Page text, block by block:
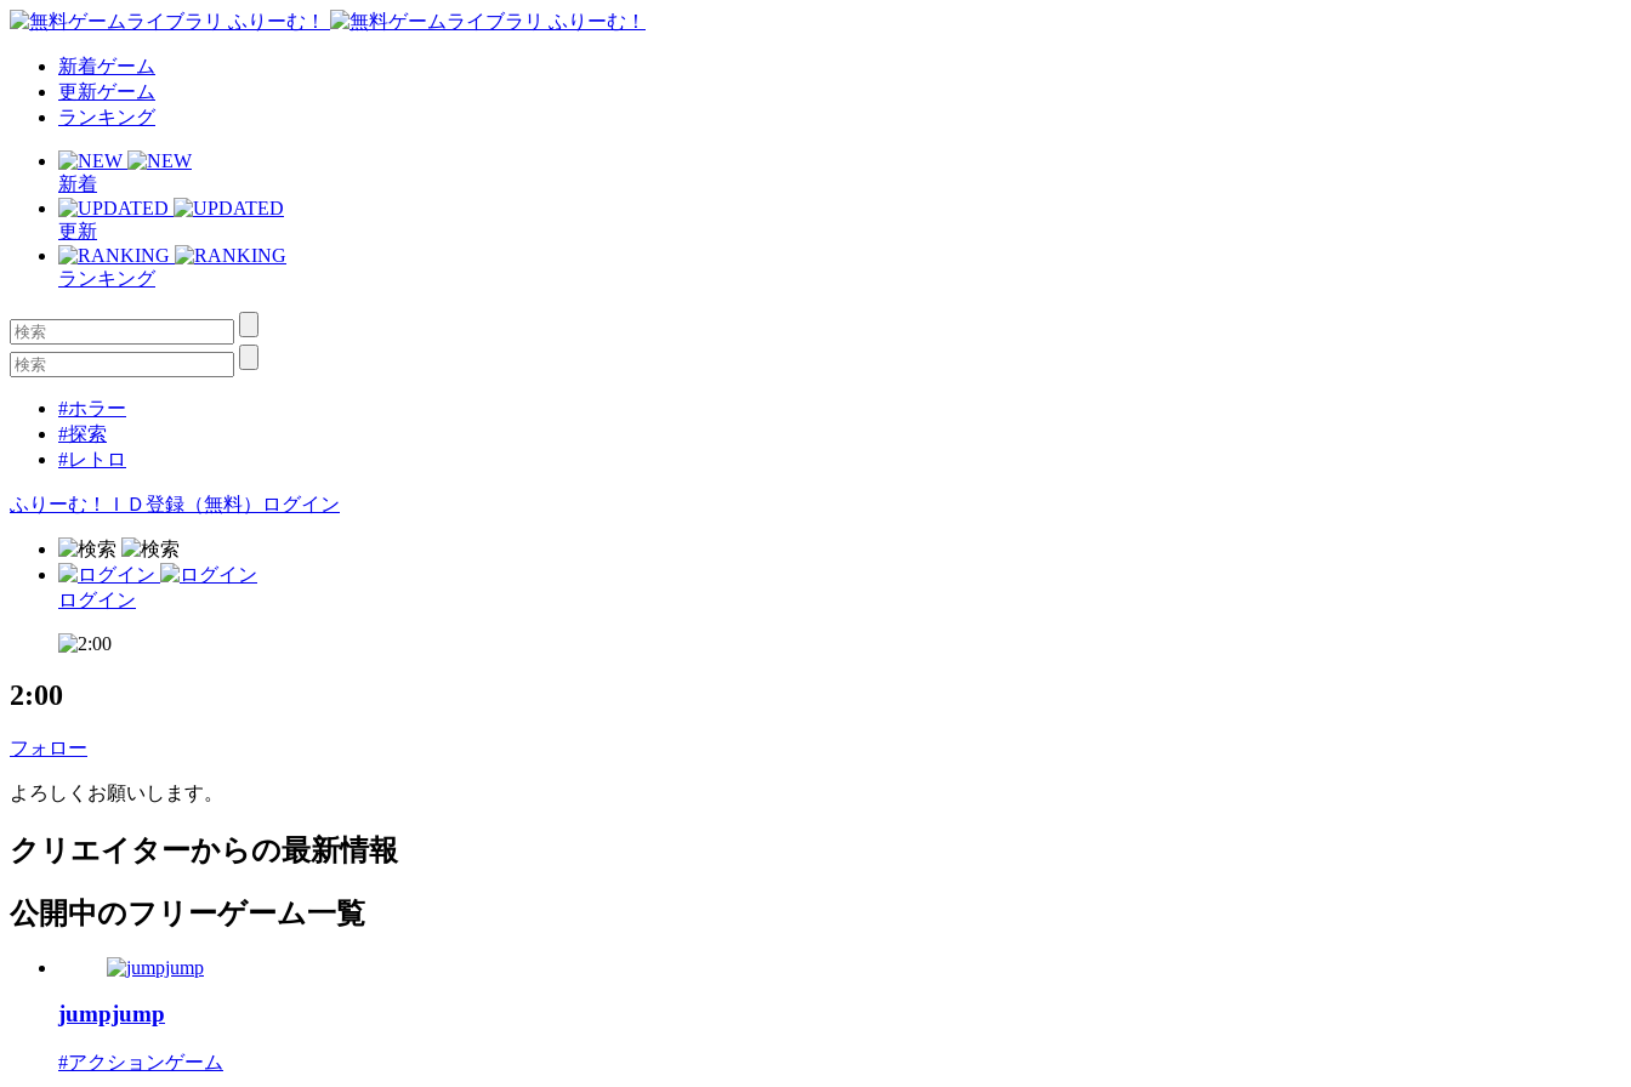
新着ゲーム
更新ゲーム
ランキング
新着
更新
ランキング
#ホラー
#探索
#レトロ
ふりーむ！ＩＤ登録（無料） ログイン
ログイン
2:00
フォロー
よろしくお願いします。
クリエイターからの最新情報
公開中のフリーゲーム一覧
jumpjump
#アクションゲーム